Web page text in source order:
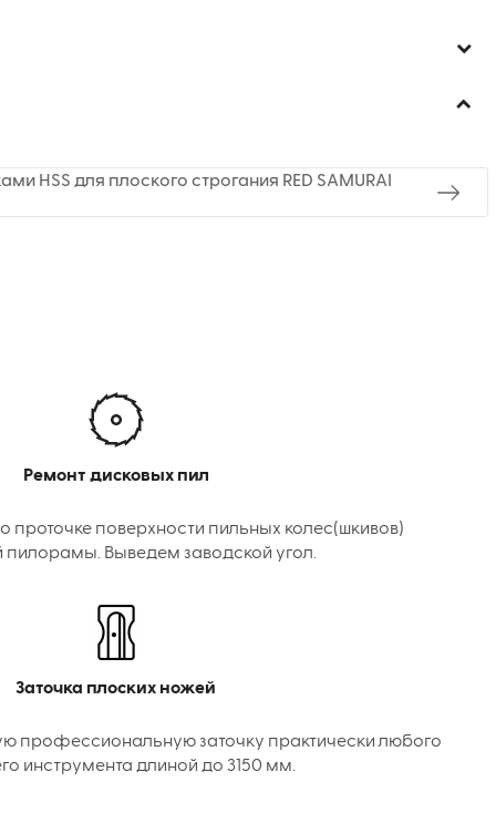
HSS для плоского строгания RED SAMURAI
Ремонт дисковых пил
проточке поверхности пильных колес(шкивов)
пилорамы. Выведем заводской угол.
Заточка плоских ножей
профессиональную заточку практически любого
инструмента длиной до 3150 мм.